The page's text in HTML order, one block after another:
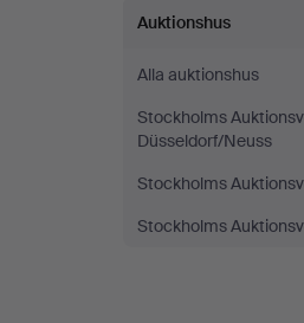
Auktionshus
Alla auktionshus
Stockholms
Düsseldorf/Neuss
Stockholms
Stockholms